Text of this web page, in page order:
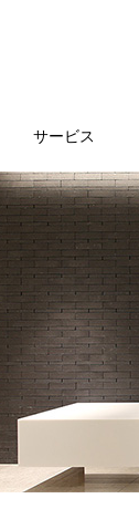
サービス